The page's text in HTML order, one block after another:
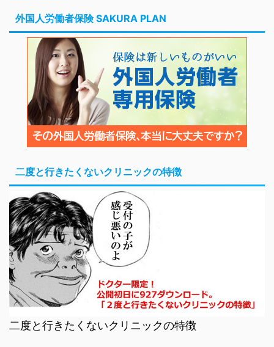
外国人労働者保険 SAKURA PLAN
二度と行きたくないクリニックの特徴
二度と行きたくないクリニックの特徴